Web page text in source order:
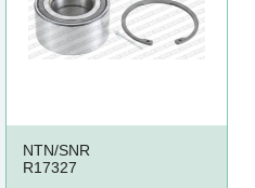
NTN/SNR
R17327